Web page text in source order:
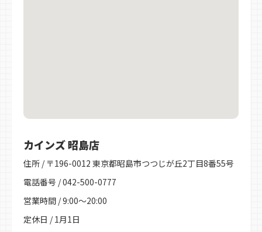
カインズ 昭島店
住所 / 〒196-0012 東京都昭島市つつじが丘2丁目8番55号
電話番号 / 042-500-0777
営業時間 / 9:00～20:00
定休日 / 1月1日